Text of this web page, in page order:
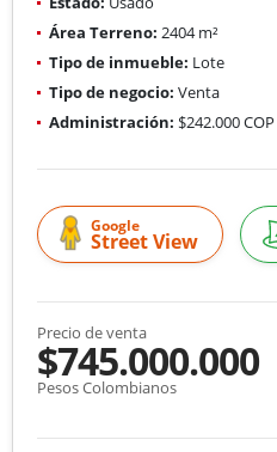
Área Terreno: 2404 m²
Tipo de inmueble: Lote
Tipo de negocio: Venta
Administración: $242.000 COP
Google
Street View
Precio de venta
$745.000.000
Pesos Colombianos